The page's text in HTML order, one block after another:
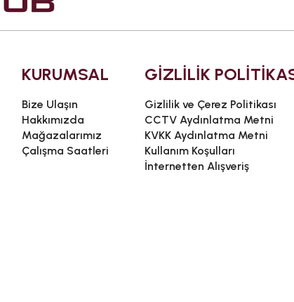
KURUMSAL
Bize Ulaşın
Hakkımızda
Mağazalarımız
Çalışma Saatleri
GİZLİLİK
Gizlilik ve Çerez Politikası
CCTV Aydınlatma Metni
KVKK Aydınlatma Metni
Kullanım Koşulları
İnternetten Alışveriş